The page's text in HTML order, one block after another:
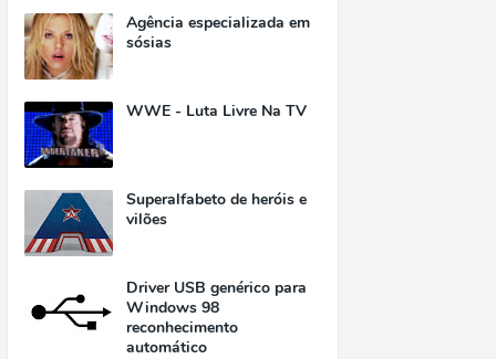
Agência especializada em
sósias
WWE - Luta Livre Na TV
Superalfabeto de heróis e
vilões
Driver USB genérico para
Windows 98
reconhecimento
automático